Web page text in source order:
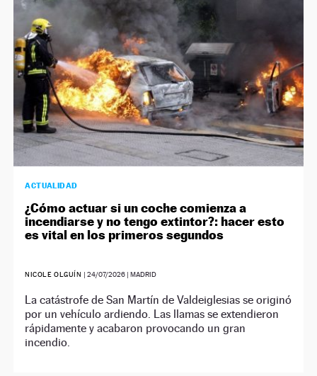
ACTUALIDAD
¿Cómo actuar si un coche comienza a
incendiarse y no tengo extintor?: hacer esto
es vital en los primeros segundos
NICOLE OLGUÍN | 24/07/2026| MADRID
La catástrofe de San Martín de Valdeiglesias se originó
por un vehículo ardiendo. Las llamas se extendieron
rápidamente y acabaron provocando un gran
incendio.